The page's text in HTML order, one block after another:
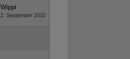
Wippi
2. September 2022